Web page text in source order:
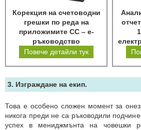
Корекция на счетоводни
грешки по реда на
приложимите СС – е-
ръководство
Повече детайли тук
3. Изграждане на екип.
Това е особено сложен момент за
никога преди не са ръководили
успех в мениджмънта на човешки